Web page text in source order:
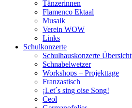
Tänzerinnen
Flamenco Ektaal
Musaik
Verein WOW
Links
Schulkonzerte
Schulhauskonzerte Übersicht
Schnabelwetzer
Workshops – Projekttage
Franzastisch
¡Let´s sing oise Song!
Ceol